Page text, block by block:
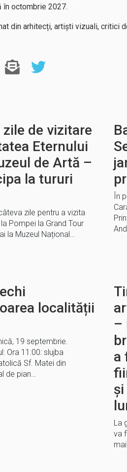
în octombrie 2027.
din arhitecți, artiști vizuali, critici
de vizitare
Eternului
de Artă –
la tururi
zile pentru a vizita
Pompei la Grand Tour
la Muzeul Național…
În
localității
19 septembrie.
Ora 11:00: slujba
Sf. Matei din
de pian…
–
a
La
va